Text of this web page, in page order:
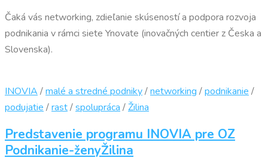
Čaká vás networking, zdieľanie skúseností a podpora rozvoja
podnikania v rámci siete Ynovate (inovačných centier z Česka a
Slovenska).
INOVIA /malé a stredné podniky/networking /podnikanie /
podujatie /rast/spolupráca /Žilina
Predstavenie programu INOVIA pre OZ
Podnikanie-ženyŽilina